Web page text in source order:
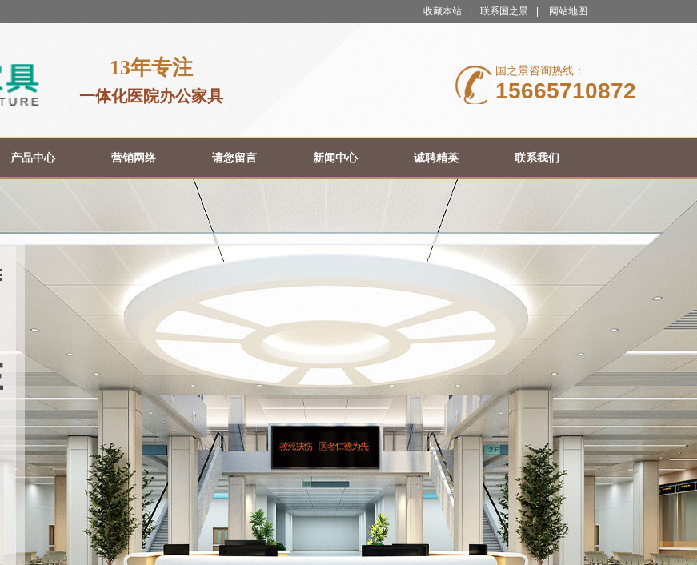
收藏本站 联系国之景 网站地图
13年专注
一体化医院办公家具
国之景咨询热线：
15665710872
产品中心 营销网络 请您留言 新闻中心 诚聘精英 联系我们